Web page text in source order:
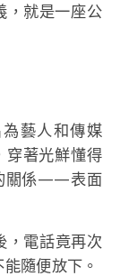
，就是一座公
藝人和傳媒
穿著光鮮懂得
關係——表面
，電話竟再次
隨便放下。